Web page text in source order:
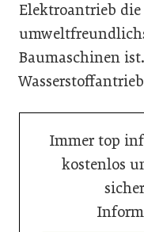
Elektroantrieb
Baumaschinen
Immer top
kostenlos